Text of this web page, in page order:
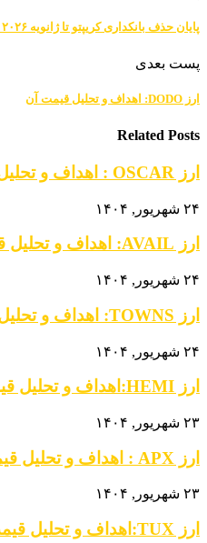
پایان حذف بانکداری کریپتو تا ژانویه ۲۰۲۶ نخواهد بود
پست بعدی
ارز DODO: اهداف و تحلیل قیمت آن
Related Posts
ارز OSCAR : اهداف و تحلیل قیمت آن
۲۴ شهریور, ۱۴۰۴
ارز AVAIL: اهداف و تحلیل قیمت آن
۲۴ شهریور, ۱۴۰۴
ارز TOWNS: اهداف و تحلیل قیمت آن
۲۴ شهریور, ۱۴۰۴
ارز HEMI:اهداف و تحلیل قیمت آن
۲۳ شهریور, ۱۴۰۴
ارز APX : اهداف و تحلیل قیمت آن
۲۳ شهریور, ۱۴۰۴
ارز TUX:اهداف و تحلیل قیمت آن